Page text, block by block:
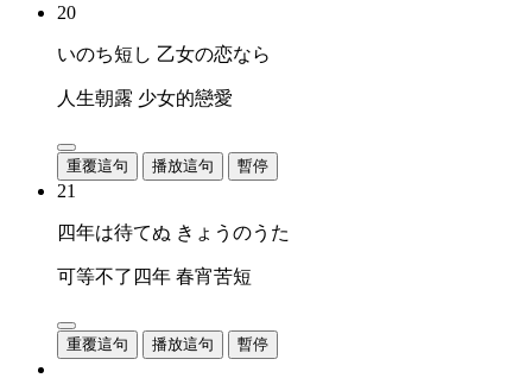
20
いのち短し 乙女の恋なら
人生朝露 少女的戀愛
重覆這句 播放這句 暫停
21
四年は待てぬ きょうのうた
可等不了四年 春宵苦短
重覆這句 播放這句 暫停